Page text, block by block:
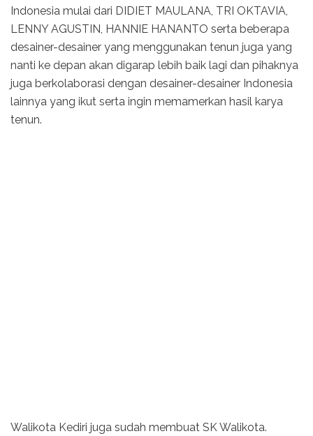
Indonesia mulai dari DIDIET MAULANA, TRI OKTAVIA,
LENNY AGUSTIN, HANNIE HANANTO serta beberapa
desainer-desainer yang menggunakan tenun juga yang
nanti ke depan akan digarap lebih baik lagi dan pihaknya
juga berkolaborasi dengan desainer-desainer Indonesia
lainnya yang ikut serta ingin memamerkan hasil karya
tenun.
Walikota Kediri juga sudah membuat SK Walikota.